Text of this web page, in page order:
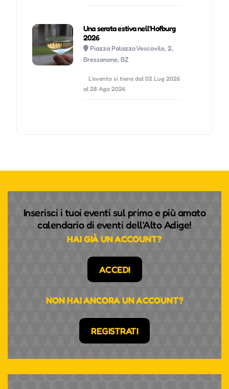
Una serata estiva nell'Hofburg
2026
Piazza Palazzo Vescovile, 2,
Bressanone, BZ
L'evento si tiene dal 02 Lug 2026
al 28 Ago 2026
Inserisci i tuoi eventi sul primo e più amato
calendario di eventi dell'Alto Adige!
HAI GIÀ UN ACCOUNT?
ACCEDI
NON HAI ANCORA UN ACCOUNT?
REGISTRATI